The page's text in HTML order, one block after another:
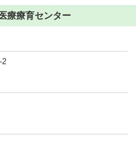
療療育センター
2